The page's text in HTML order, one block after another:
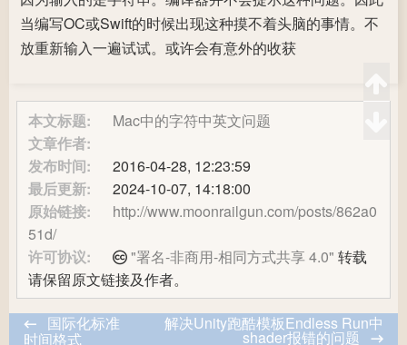
当编写OC或Swift的时候出现这种摸不着头脑的事情。不
放重新输入一遍试试。或许会有意外的收获
本文标题:
Mac中的字符中英文问题
文章作者:
发布时间:
2016-04-28, 12:23:59
最后更新:
2024-10-07, 14:18:00
原始链接:
http://www.moonrailgun.com/posts/862a0
51d/
许可协议:
"署名-非商用-相同方式共享 4.0" 转载
请保留原文链接及作者。
国际化标准
时间格式
解决Unity跑酷模板Endless Run中
shader报错的问题